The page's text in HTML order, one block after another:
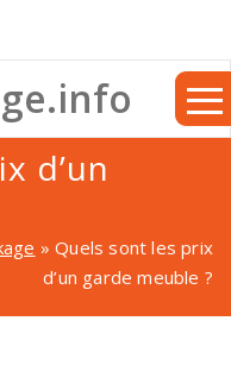
d’un
»Quels sont les prix
d’un garde meuble ?